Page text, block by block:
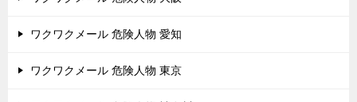
ワクワクメール 危険人物 愛知
ワクワクメール 危険人物 東京